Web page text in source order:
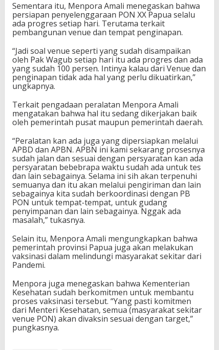
Sementara itu, Menpora Amali menegaskan bahwa
persiapan penyelenggaraan PON XX Papua selalu
ada progres setiap hari. Terutama terkait
pembangunan venue dan tempat penginapan.
“Jadi soal venue seperti yang sudah disampaikan
oleh Pak Wagub setiap hari itu ada progres dan ada
yang sudah 100 persen. Intinya kalau dari Venue dan
penginapan tidak ada hal yang perlu dikuatirkan,”
ungkapnya.
Terkait pengadaan peralatan Menpora Amali
mengatakan bahwa hal itu sedang dikerjakan baik
oleh pemerintah pusat maupun pemerintah daerah.
“Peralatan kan ada juga yang dipersiapkan melalui
APBD dan APBN. APBN ini kami sekarang prosesnya
sudah jalan dan sesuai dengan persyaratan kan ada
persyaratan bebebrapa waktu sudah ada untuk tes
dan lain sebagainya. Selama ini sih akan terpenuhi
semuanya dan itu akan melalui pengiriman dan lain
sebagainya kita sudah berkoordinasi dengan PB
PON untuk tempat-tempat, untuk gudang
penyimpanan dan lain sebagainya. Nggak ada
masalah,” tukasnya.
Selain itu, Menpora Amali mengungkapkan bahwa
pemerintah provinsi Papua juga akan melakukan
vaksinasi dalam melindungi masyarakat sekitar dari
Pandemi.
Menpora juga menegaskan bahwa Kementerian
Kesehatan sudah berkomitmen untuk membantu
proses vaksinasi tersebut. “Yang pasti komitmen
dari Menteri Kesehatan, semua (masyarakat sekitar
venue PON) akan divaksin sesuai dengan target,”
pungkasnya.